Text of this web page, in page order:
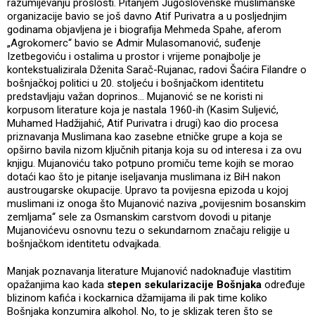
razumijevanju prošlosti. Pitanjem Jugoslovenske muslimanske
organizacije bavio se još davno Atif Purivatra a u posljednjim
godinama objavljena je i biografija Mehmeda Spahe, aferom
„Agrokomerc“ bavio se Admir Mulasomanović, suđenje
Izetbegoviću i ostalima u prostor i vrijeme ponajbolje je
kontekstualizirala Dženita Sarač-Rujanac, radovi Šaćira Filandre o
bošnjačkoj politici u 20. stoljeću i bošnjačkom identitetu
predstavljaju važan doprinos… Mujanović se ne koristi ni
korpusom literature koja je nastala 1960-ih (Kasim Suljević,
Muhamed Hadžijahić, Atif Purivatra i drugi) kao dio procesa
priznavanja Muslimana kao zasebne etničke grupe a koja se
opširno bavila nizom ključnih pitanja koja su od interesa i za ovu
knjigu. Mujanoviću tako potpuno promiču teme kojih se morao
dotaći kao što je pitanje iseljavanja muslimana iz BiH nakon
austrougarske okupacije. Upravo ta povijesna epizoda u kojoj
muslimani iz onoga što Mujanović naziva „povijesnim bosanskim
zemljama“ sele za Osmanskim carstvom dovodi u pitanje
Mujanovićevu osnovnu tezu o sekundarnom značaju religije u
bošnjačkom identitetu odvajkada.
Manjak poznavanja literature Mujanović nadoknađuje vlastitim
opažanjima kao kada stepen sekularizacije Bošnjaka određuje
blizinom kafića i kockarnica džamijama ili pak time koliko
Bošnjaka konzumira alkohol. No, to je sklizak teren što se